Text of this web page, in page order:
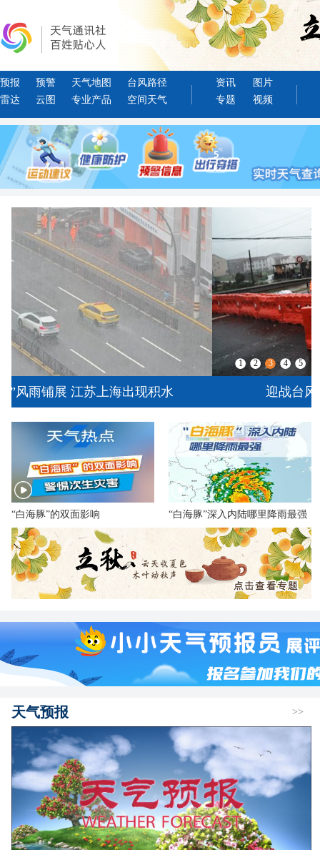
预报 预警 天气地图
台风路径
雷达
云图 专业产品 空间天气
资讯
图片
专题
视频
迎战台风“白海豚” 风雨中坚守的身影
1 2 3 4 5
​“白海豚”的双面影响 “白海豚”深入内陆哪里降雨最强
天气预报 >>